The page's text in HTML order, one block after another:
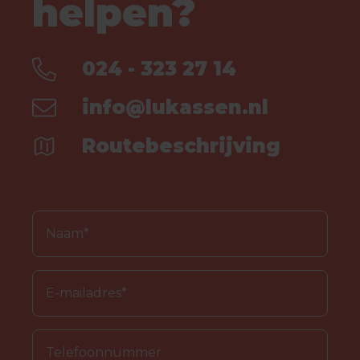
helpen?
024 - 323 27 14
info@lukassen.nl
Routebeschrijving